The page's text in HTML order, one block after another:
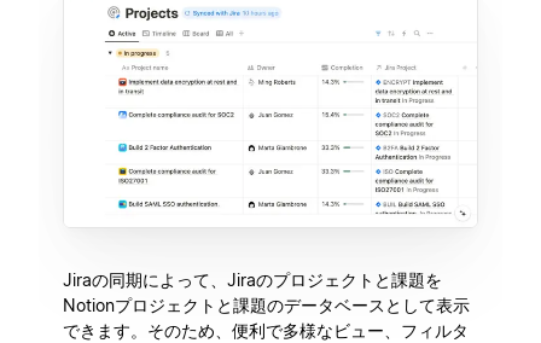
Jiraの同期によって、Jiraのプロジェクトと課題を
Notionプロジェクトと課題のデータベースとして表示
できます。そのため、便利で多様なビュー、フィルタ